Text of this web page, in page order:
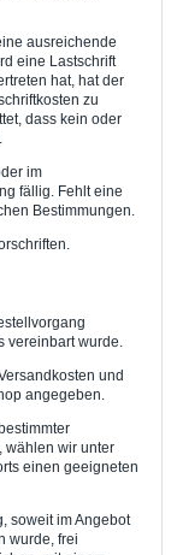
ausreichende
eine Lastschrift
hat, hat der
zu
dass kein oder
im
fällig. Fehlt eine
Bestimmungen.
vereinbart wurde.
und
angegeben.
wählen wir unter
einen geeigneten
soweit im Angebot
wurde, frei